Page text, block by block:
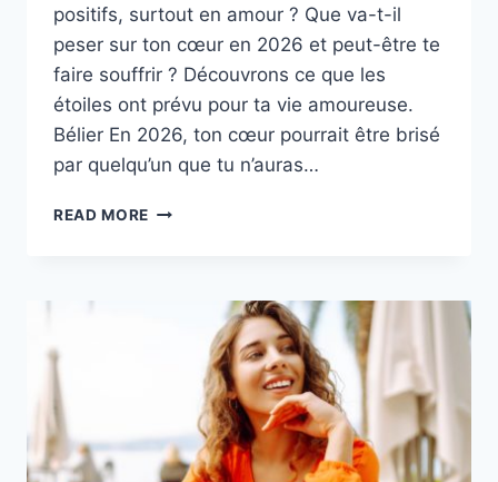
positifs, surtout en amour ? Que va-t-il
peser sur ton cœur en 2026 et peut-être te
faire souffrir ? Découvrons ce que les
étoiles ont prévu pour ta vie amoureuse.
Bélier En 2026, ton cœur pourrait être brisé
par quelqu’un que tu n’auras…
READ MORE TON
SIGNE
ASTROLOGIQUE